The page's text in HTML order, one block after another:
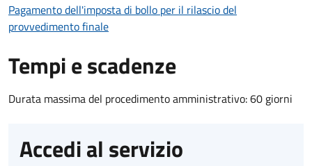
Pagamento dell'imposta di bollo per il rilascio del
provvedimento finale
Tempi e scadenze
Durata massima del procedimento amministrativo: 60 giorni
Accedi al servizio